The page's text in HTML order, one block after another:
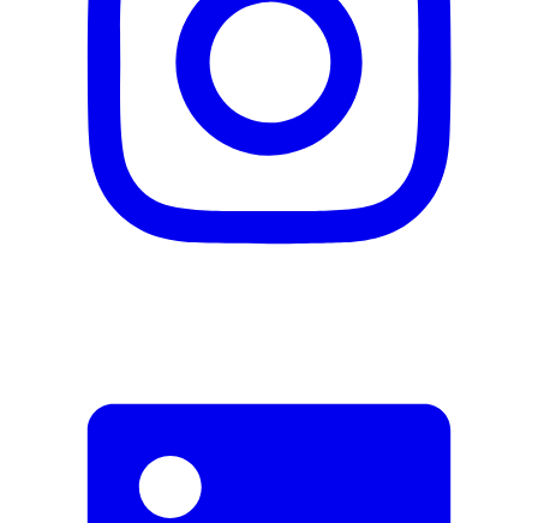
Signaler une erreur
Description
Adresse e-mail (facultatif)
Fermer le formulaire